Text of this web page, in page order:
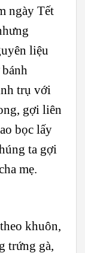
ngày Tết
liệu
trụ với
gợi liên
bọc lấy
ta gợi
mẹ.
khuôn,
trứng gà,